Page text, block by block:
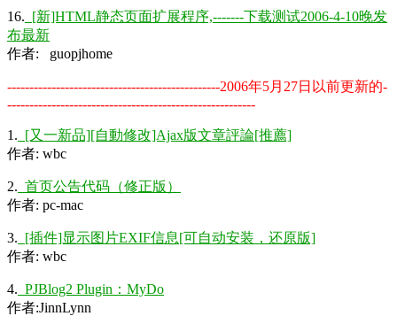
16. [新]HTML静态页面扩展程序,-------下载测试2006-4-10晚发
布最新
作者: guopjhome
------------------------------------------------2006年5月27日以前更新的-
--------------------------------------------------------
1. [又一新品][自動修改]Ajax版文章評論[推薦]
作者: wbc
2. 首页公告代码（修正版）
作者: pc-mac
3. [插件]显示图片EXIF信息[可自动安装，还原版]
作者: wbc
4. PJBlog2 Plugin：MyDo
作者:JinnLynn